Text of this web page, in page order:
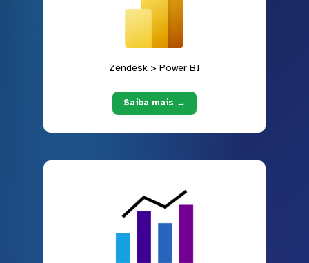
Zendesk > Power BI
Saiba mais →